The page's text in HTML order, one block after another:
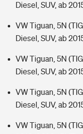
Diesel, SUV, ab
VW Tiguan, 5N
Diesel, SUV, ab
VW Tiguan, 5N
Diesel, SUV, ab
VW Tiguan, 5N
Diesel, SUV, ab
VW Tiguan, 5N